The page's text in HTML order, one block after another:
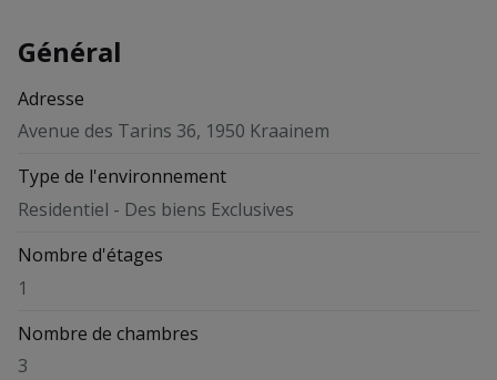
Général
Adresse
Avenue des Tarins 36, 1950 Kraainem
Type de l'environnement
Residentiel - Des biens Exclusives
Nombre d'étages
1
Nombre de chambres
3